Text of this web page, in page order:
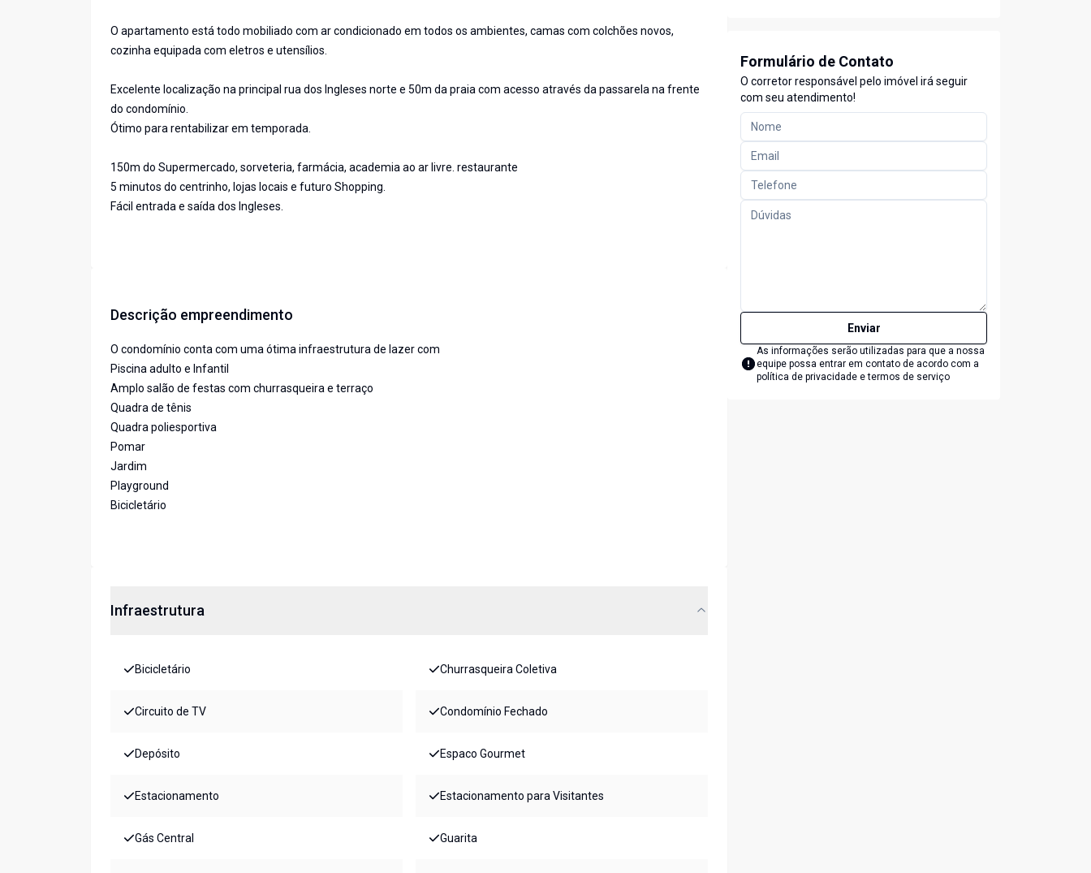
O apartamento está todo mobiliado com ar condicionado em todos os ambientes, camas com colchões novos,
cozinha equipada com eletros e utensílios.
Excelente localização na principal rua dos Ingleses norte e 50m da praia com acesso através da passarela na frente
do condomínio.
Ótimo para rentabilizar em temporada.
150m do Supermercado, sorveteria, farmácia, academia ao ar livre. restaurante
5 minutos do centrinho, lojas locais e futuro Shopping.
Fácil entrada e saída dos Ingleses.
Descrição empreendimento
O condomínio conta com uma ótima infraestrutura de lazer com
Piscina adulto e Infantil
Amplo salão de festas com churrasqueira e terraço
Quadra de tênis
Quadra poliesportiva
Pomar
Jardim
Playground
Bicicletário
Infraestrutura
Bicicletário Churrasqueira Coletiva
Circuito de TV Condomínio Fechado
Depósito Espaco Gourmet
Estacionamento Estacionamento para Visitantes
Gás Central Guarita
Formulário de Contato
O corretor responsável pelo imóvel irá seguir
com seu atendimento!
Enviar
As informações serão utilizadas para que a nossa
equipe possa entrar em contato de acordo com a
política de privacidade e termos de serviço